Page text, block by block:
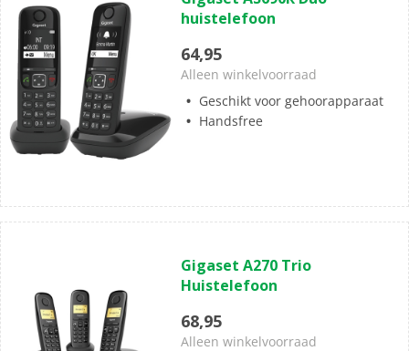
de
sterren.
huistelefoon
64,95
Alleen winkelvoorraad
Geschikt voor gehoorapparaat
Handsfree
van
de
sterren.
Gigaset A270 Trio
Huistelefoon
68,95
Alleen winkelvoorraad